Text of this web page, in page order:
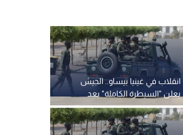
انقلاب في غينيا بيساو.. الجيش
يعلن "السيطرة الكاملة" بعد
اعتقال الرئيس إمبالو